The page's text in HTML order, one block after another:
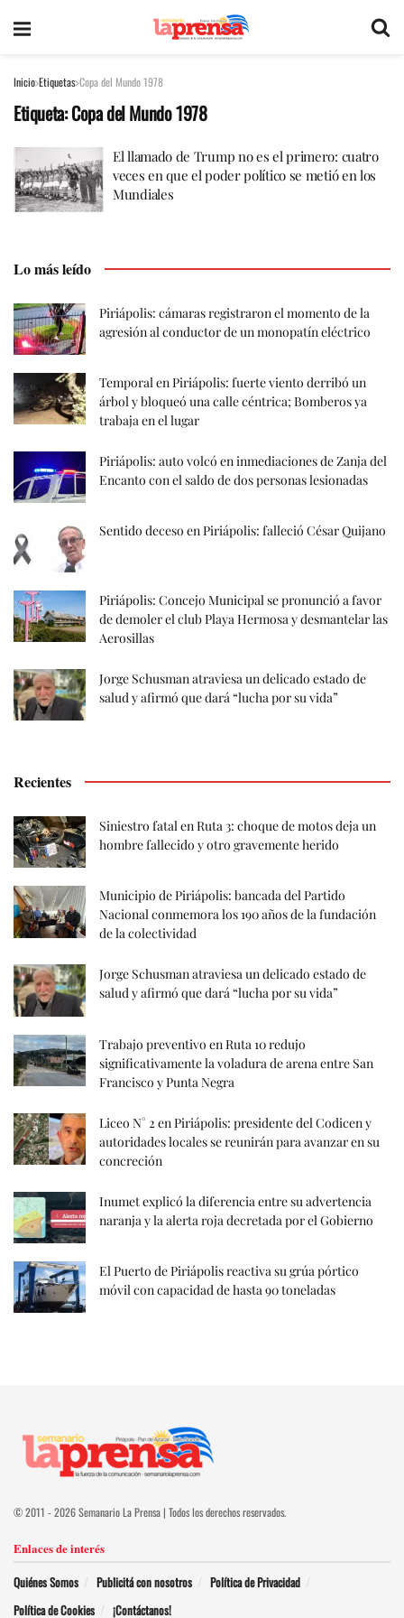
Inicio Etiquetas Copa del Mundo 1978
Etiqueta:Copa del Mundo 1978
El llamado de Trump no es el primero: cuatro
veces en que el poder político se metió en los
Mundiales
Lo más leído
Piriápolis: cámaras registraron el momento de la
agresión al conductor de un monopatín eléctrico
Temporal en Piriápolis: fuerte viento derribó un
árbol y bloqueó una calle céntrica; Bomberos ya
trabaja en el lugar
Piriápolis: auto volcó en inmediaciones de Zanja del
Encanto con el saldo de dos personas lesionadas
Sentido deceso en Piriápolis: falleció César Quijano
Piriápolis: Concejo Municipal se pronunció a favor
de demoler el club Playa Hermosa y desmantelar las
Aerosillas
Jorge Schusman atraviesa un delicado estado de
salud y afirmó que dará “lucha por su vida”
Recientes
Siniestro fatal en Ruta 3: choque de motos deja un
hombre fallecido y otro gravemente herido
Municipio de Piriápolis: bancada del Partido
Nacional conmemora los 190 años de la fundación
de la colectividad
Jorge Schusman atraviesa un delicado estado de
salud y afirmó que dará “lucha por su vida”
Trabajo preventivo en Ruta 10 redujo
significativamente la voladura de arena entre San
Francisco y Punta Negra
Liceo N° 2 en Piriápolis: presidente del Codicen y
autoridades locales se reunirán para avanzar en su
concreción
Inumet explicó la diferencia entre su advertencia
naranja y la alerta roja decretada por el Gobierno
El Puerto de Piriápolis reactiva su grúa pórtico
móvil con capacidad de hasta 90 toneladas
© 2011 - 2026 Semanario La Prensa | Todos los derechos reservados.
Enlaces de interés
Quiénes Somos Publicitá con nosotros
Política de Privacidad
Política de Cookies
¡Contáctanos!